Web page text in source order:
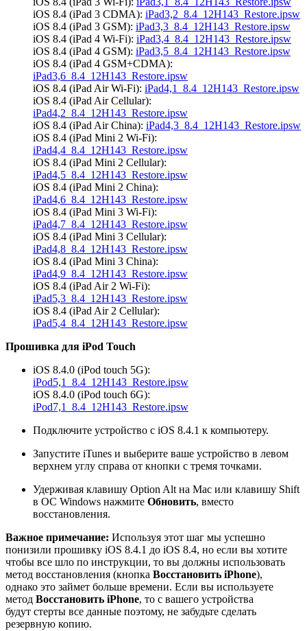
iOS 8.4 (iPad 3 CDMA): iPad3,2_8.4_12H143_Restore.ipsw
iOS 8.4 (iPad 3 GSM): iPad3,3_8.4_12H143_Restore.ipsw
iOS 8.4 (iPad 4 Wi-Fi): iPad3,4_8.4_12H143_Restore.ipsw
iOS 8.4 (iPad 4 GSM): iPad3,5_8.4_12H143_Restore.ipsw
iOS 8.4 (iPad 4 GSM+CDMA):
iPad3,6_8.4_12H143_Restore.ipsw
iOS 8.4 (iPad Air Wi-Fi): iPad4,1_8.4_12H143_Restore.ipsw
iOS 8.4 (iPad Air Cellular):
iPad4,2_8.4_12H143_Restore.ipsw
iOS 8.4 (iPad Air China): iPad4,3_8.4_12H143_Restore.ipsw
iOS 8.4 (iPad Mini 2 Wi-Fi):
iPad4,4_8.4_12H143_Restore.ipsw
iOS 8.4 (iPad Mini 2 Cellular):
iPad4,5_8.4_12H143_Restore.ipsw
iOS 8.4 (iPad Mini 2 China):
iPad4,6_8.4_12H143_Restore.ipsw
iOS 8.4 (iPad Mini 3 Wi-Fi):
iPad4,7_8.4_12H143_Restore.ipsw
iOS 8.4 (iPad Mini 3 Cellular):
iPad4,8_8.4_12H143_Restore.ipsw
iOS 8.4 (iPad Mini 3 China):
iPad4,9_8.4_12H143_Restore.ipsw
iOS 8.4 (iPad Air 2 Wi-Fi):
iPad5,3_8.4_12H143_Restore.ipsw
iOS 8.4 (iPad Air 2 Cellular):
iPad5,4_8.4_12H143_Restore.ipsw
Прошивка для iPod Touch
iOS 8.4.0 (iPod touch 5G):
iPod5,1_8.4_12H143_Restore.ipsw
iOS 8.4.0 (iPod touch 6G):
iPod7,1_8.4_12H143_Restore.ipsw
Подключите устройство с iOS 8.4.1 к компьютеру.
Запустите iTunes и выберите ваше устройство в левом
верхнем углу справа от кнопки с тремя точками.
Удерживая клавишу Option Alt на Mac или клавишу Shift
в ОС Windows нажмите Обновить, вместо
восстановления.
Важное примечание: Используя этот шаг мы успешно
понизили прошивку iOS 8.4.1 до iOS 8.4, но если вы хотите
чтобы все шло по инструкции, то вы должны использовать
метод восстановления (кнопка Восстановить iPhone),
однако это займет больше времени. Если вы используете
метод Восстановить iPhone, то с вашего устройства
будут стерты все данные поэтому, не забудьте сделать
резервную копию.